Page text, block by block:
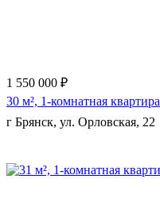
1 550 000 ₽
30 м², 1-комнатная квартира
г Брянск, ул. Орловская, 22